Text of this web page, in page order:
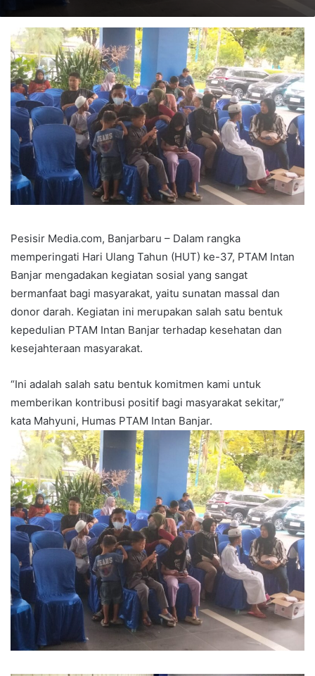
Pesisir Media.com, Banjarbaru – Dalam rangka
memperingati Hari Ulang Tahun (HUT) ke-37, PTAM Intan
Banjar mengadakan kegiatan sosial yang sangat
bermanfaat bagi masyarakat, yaitu sunatan massal dan
donor darah. Kegiatan ini merupakan salah satu bentuk
kepedulian PTAM Intan Banjar terhadap kesehatan dan
kesejahteraan masyarakat.
“Ini adalah salah satu bentuk komitmen kami untuk
memberikan kontribusi positif bagi masyarakat sekitar,”
kata Mahyuni, Humas PTAM Intan Banjar.